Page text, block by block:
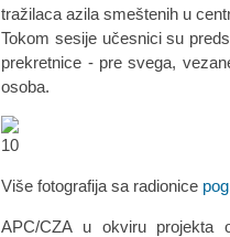
tražilaca azila smeštenih u
Tokom sesije učesnici su
prekretnice - pre svega,
osoba.
Više fotografija sa radionice
APC/CZA u okviru projekta